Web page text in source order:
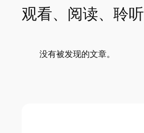
观看、阅读、聆听
没有被发现的文章。